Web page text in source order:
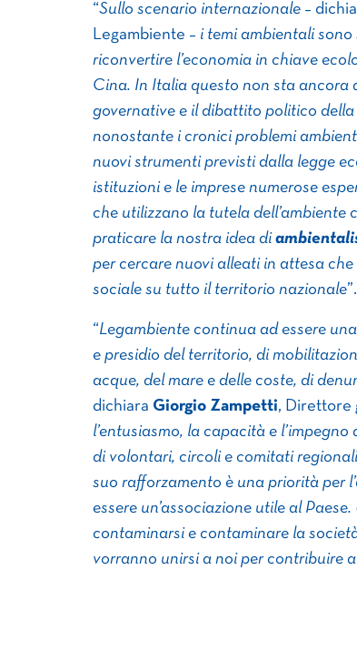
“Sullo scenario internazionale –
Legambiente – i temi ambientali
riconvertire l’economia in chiave
Cina. In Italia questo non sta ancora
governative e il dibattito politico
nonostante i cronici problemi
nuovi strumenti previsti dalla legge
istituzioni e le imprese numerose
che utilizzano la tutela dell’ambiente
praticare la nostra idea di
per cercare nuovi alleati in attesa
sociale su tutto il territorio nazionale”.
“Legambiente continua ad essere
e presidio del territorio, di
acque, del mare e delle coste, di
dichiara Giorgio Zampetti, Direttore
l’entusiasmo, la capacità e
di volontari, circoli e comitati
suo rafforzamento è una priorità per
essere un’associazione utile al
contaminarsi e contaminare la
vorranno unirsi a noi per contribuire